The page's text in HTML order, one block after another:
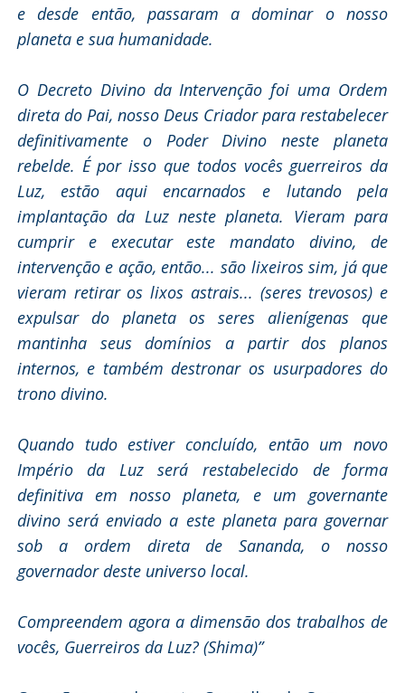
e desde então, passaram a dominar o nosso
planeta e sua humanidade.
O Decreto Divino da Intervenção foi uma Ordem
direta do Pai, nosso Deus Criador para restabelecer
definitivamente o Poder Divino neste planeta
rebelde. É por isso que todos vocês guerreiros da
Luz, estão aqui encarnados e lutando pela
implantação da Luz neste planeta. Vieram para
cumprir e executar este mandato divino, de
intervenção e ação, então... são lixeiros sim, já que
vieram retirar os lixos astrais... (seres trevosos) e
expulsar do planeta os seres alienígenas que
mantinha seus domínios a partir dos planos
internos, e também destronar os usurpadores do
trono divino.
Quando tudo estiver concluído, então um novo
Império da Luz será restabelecido de forma
definitiva em nosso planeta, e um governante
divino será enviado a este planeta para governar
sob a ordem direta de Sananda, o nosso
governador deste universo local.
Compreendem agora a dimensão dos trabalhos de
vocês, Guerreiros da Luz? (Shima)”